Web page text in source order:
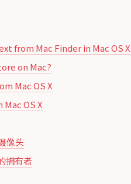
from Mac Finder in Mac OS X
on Mac?
Mac OS X
OS X
像头
拥有者